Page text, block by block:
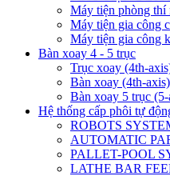
Máy tiện phòng thí
Máy tiện gia công
Máy tiện gia công
Bàn xoay 4 - 5 trục
Trục xoay (4th-
Bàn xoay (4th-axis)
Bàn xoay 5 trục
Hệ thống cấp phôi tự
ROBOTS
AUTOMATIC
PALLET-POOL
LATHE BAR